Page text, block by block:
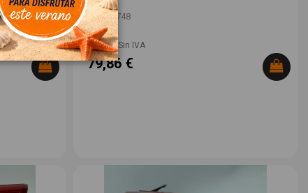
ID:1527748
66,00 € Sin IVA
79,86 €